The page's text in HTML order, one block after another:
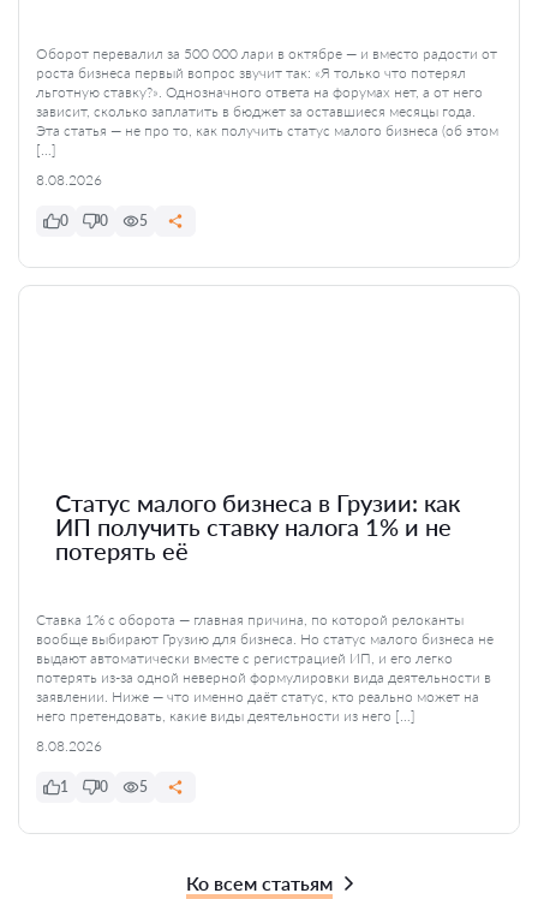
Оборот перевалил за 500 000 лари в октябре — и вместо радости от
роста бизнеса первый вопрос звучит так: «Я только что потерял
льготную ставку?». Однозначного ответа на форумах нет, а от него
зависит, сколько заплатить в бюджет за оставшиеся месяцы года.
Эта статья — не про то, как получить статус малого бизнеса (об этом
[…]
8.08.2026
0 0 5
Статус малого бизнеса в Грузии: как
ИП получить ставку налога 1% и не
потерять её
Ставка 1% с оборота — главная причина, по которой релоканты
вообще выбирают Грузию для бизнеса. Но статус малого бизнеса не
выдают автоматически вместе с регистрацией ИП, и его легко
потерять из-за одной неверной формулировки вида деятельности в
заявлении. Ниже — что именно даёт статус, кто реально может на
него претендовать, какие виды деятельности из него […]
8.08.2026
1 0 5
Ко всем статьям